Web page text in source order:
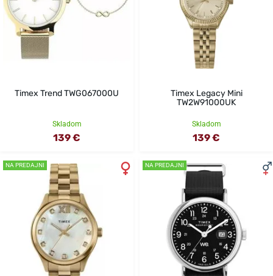
Timex Trend TWG067000U
Skladom
139 €
Timex Legacy Mini
TW2W91000UK
Skladom
139 €
NA PREDAJNI NA PREDAJNI